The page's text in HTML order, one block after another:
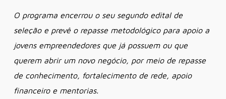
O programa encerrou o seu segundo edital de
seleção e prevê o repasse metodológico para apoio a
jovens empreendedores que já possuem ou que
querem abrir um novo negócio, por meio de repasse
de conhecimento, fortalecimento de rede, apoio
financeiro e mentorias.